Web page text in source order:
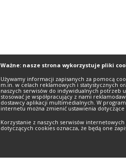
Ważne: nasze strona wykorzystuje pliki
Używamy informacji zapisanych za pomocą
m.in. w celach reklamowych i statystycznych
naszych serwisów do indywidualnych potrzeb
stosować je współpracujący z nami
dostawcy aplikacji multimedialnych. W
internetu można zmienić ustawienia dotyczące
Korzystanie z naszych serwisów
dotyczących cookies oznacza, że będą one